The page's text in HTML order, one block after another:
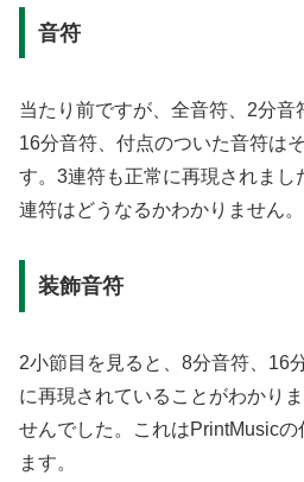
音符
当たり前ですが、全音符、2分音
16分音符、付点のついた音符は
す。3連符も正常に再現されまし
連符はどうなるかわかりません。
装飾音符
2小節目を見ると、8分音符、16
に再現されていることがわかり
せんでした。これはPrintMusic
ます。